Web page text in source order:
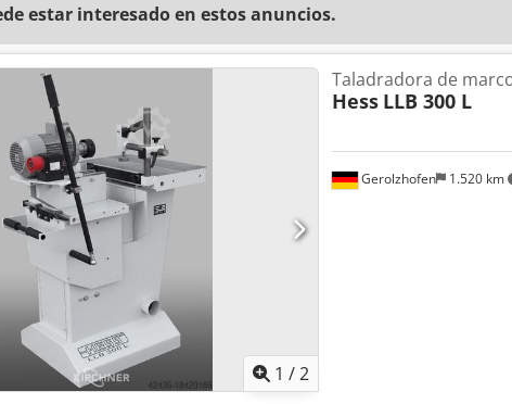
estar interesado en estos anuncios.
1 /2
Gerolzhofen 1.520 km
Taladradora de
Hess LLB 300 L